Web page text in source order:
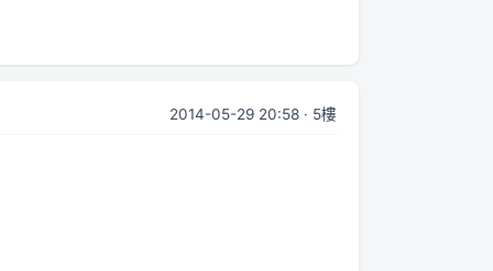
2014-05-29 20:58 · 5樓